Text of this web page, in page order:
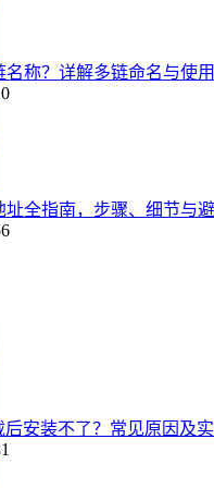
名称？详解多链命名与使
址全指南，步骤、细节与
后安装不了？常见原因及